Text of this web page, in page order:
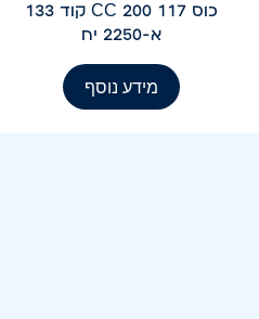
כוס 117 200 CC קוד 133
א-2250 יח
מידע נוסף